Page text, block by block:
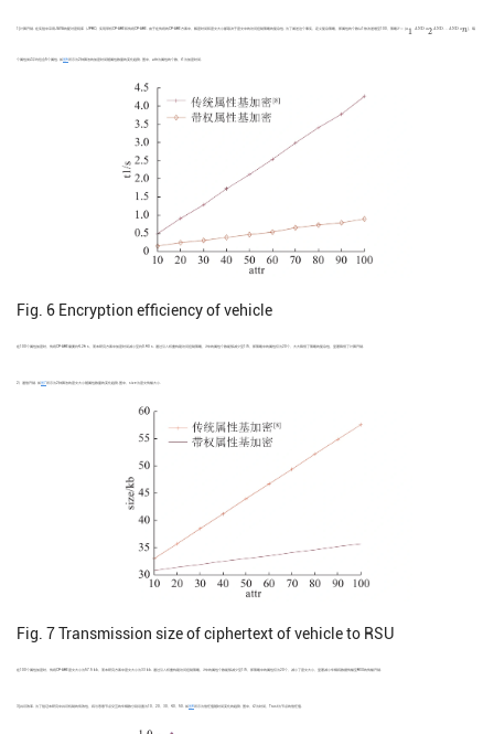
1)计算开销. 在实验中采用JAVA的配对密码库（JPBC）实现带权CP-ABE和传统CP-ABE. 由于在传统的CP-ABE方案中，解密时间和密文大小都取决于密文中的访问控制策略的复杂性. 为了阐述这个事实，定义复杂策略，即属性的个数从1依次递增至100，策略T = (a1 AN D a2 AN D AN D an
T D a2A ⋯ AND )
，每
个属性类L
L
平均包含5个属性. 如图6所示为2种算法的加密时间随属性数量的变化趋势. 图中，attr为属性的个数，t1为加密时间.
Fig. 6 Encryption efficiency of vehicle
在100个属性加密时，传统CP-ABE需要约4.26 s，而本研究方案中加密时间减小至约0.90 s. 通过引入权重构建访问控制策略， T
T
中的属性个数能够减少至1/5，即策略中的属性仅为20个，大大降低了策略的复杂性，显著降低了计算开销.
2）通信开销. 如图7所示为2种算法的密文大小随属性数量的变化趋势.图中，size为密文传输大小.
Fig. 7Transmission size of ciphertext of vehicle to RSU
在100个属性加密时，传统CP-ABE密文大小为57.5 kb，而本研究方案中密文大小为33 kb. 通过引入权重构建访问控制策略， T
T
中的属性个数能够减少至1/5，即策略中的属性仅为20个，减小了密文大小，显著减小车辆将数据传输至RSU的传输开销.
3)共识效率. 为了验证本研究中共识机制的有效性，将与恶意节点交互的车辆数分别设置为10、20、30、40、50. 如图8 所示为信任值随时间变化的趋势. 图中，t2为时间，Trust为节点的信任值.